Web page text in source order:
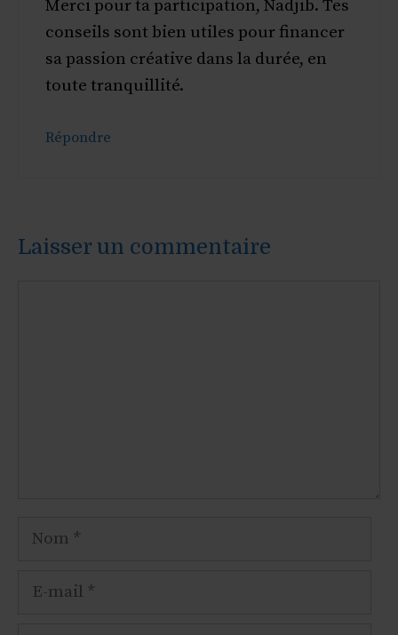
Merci pour ta participation, Nadjib. Tes
conseils sont bien utiles pour financer
sa passion créative dans la durée, en
toute tranquillité.
Répondre
Laisser un commentaire
Nom